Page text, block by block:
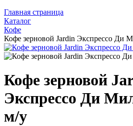
Главная страница
Каталог
Кофе
Кофе зерновой Jardin Экспрессо Ди
Кофе зерновой
Экспрессо Ди
м/у